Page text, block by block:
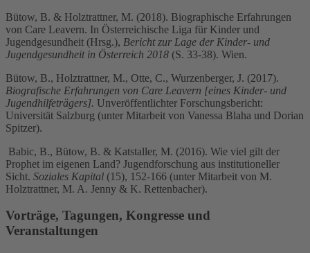
Bütow, B. & Holztrattner, M. (2018). Biographische Erfahrungen
von Care Leavern. In Österreichische Liga für Kinder und
Jugendgesundheit (Hrsg.), Bericht zur Lage der Kinder- und
Jugendgesundheit in Österreich 2018 (S. 33-38). Wien.
Bütow, B., Holztrattner, M., Otte, C., Wurzenberger, J. (2017).
Biografische Erfahrungen von Care Leavern [eines Kinder- und
Jugendhilfeträgers]. Unveröffentlichter Forschungsbericht:
Universität Salzburg (unter Mitarbeit von Vanessa Blaha und Dorian
Spitzer).
Babic, B., Bütow, B. & Katstaller, M. (2016). Wie viel gilt der
Prophet im eigenen Land? Jugendforschung aus institutioneller
Sicht. Soziales Kapital (15), 152-166 (unter Mitarbeit von M.
Holztrattner, M. A. Jenny & K. Rettenbacher).
Vorträge, Tagungen, Kongresse und
Veranstaltungen